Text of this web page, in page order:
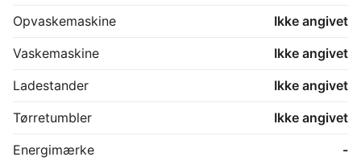
Opvaskemaskine
Ikke angivet
Vaskemaskine
Ikke angivet
Ladestander
Ikke angivet
Tørretumbler
Ikke angivet
Energimærke
-